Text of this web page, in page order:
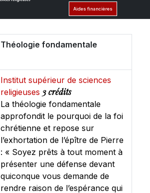
Aides financières
Théologie fondamentale
Institut supérieur de sciences
religieuses 3 crédits
La théologie fondamentale
approfondit le pourquoi de la foi
chrétienne et repose sur
l’exhortation de l’épître de Pierre
: « Soyez prêts à tout moment à
présenter une défense devant
quiconque vous demande de
rendre raison de l’espérance qui